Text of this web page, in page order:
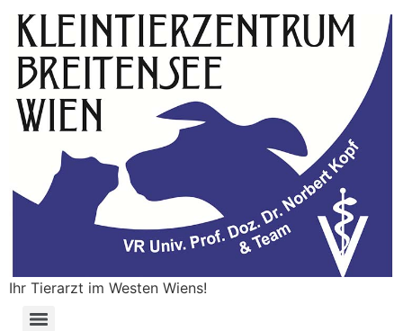
Ihr Tierarzt im Westen Wiens!